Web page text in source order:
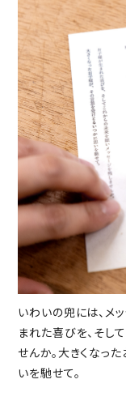
いわいの兜には、メ
まれた喜びを、そし
せんか。大きくなっ
いを馳せて。